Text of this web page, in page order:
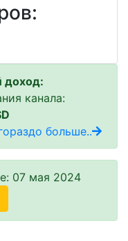
доход:
канала:
больше..
07 мая 2024